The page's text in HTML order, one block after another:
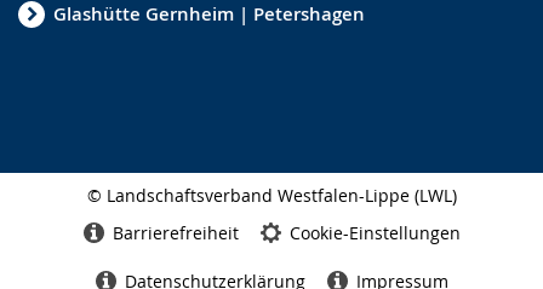
Glashütte Gernheim | Petershagen
© Landschaftsverband Westfalen-Lippe (LWL)
Barrierefreiheit Cookie-Einstellungen
Datenschutzerklärung Impressum